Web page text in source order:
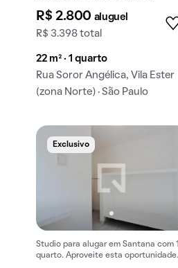
R$ 2.800 aluguel
R$ 3.398 total
22 m² · 1 quarto
Rua Soror Angélica, Vila Ester
(zona Norte) · São Paulo
Exclusivo
Studio para alugar em Santana com 1
quarto. Aproveite esta oportunidade